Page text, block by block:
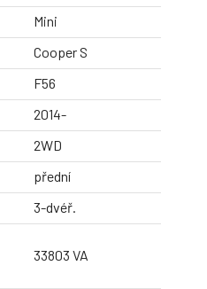
Mini
Cooper S
F56
2014-
2WD
přední
3-dvéř.
33803 VA